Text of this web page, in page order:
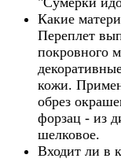
Какие
Переплет
покровного
кожи.
обрез
форзац - из
шелковое.
Входит ли в